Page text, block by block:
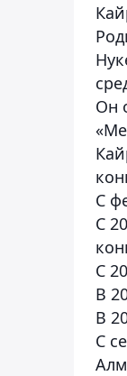
Он
С
С
С
В
В
С